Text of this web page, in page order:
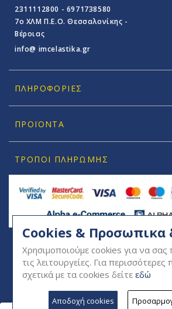
2311112800 - 6971738580
7o ΧΛΜ Π.E.O. Θεσσαλονίκης -
Βέροιας
info@ imcelastika.gr
ΠΛΗΡΟΦΟΡΊΕΣ
ΠΡΟΪΟΝΤΑ
ΤΡΌΠΟΙ ΠΛΗΡΩΜΉΣ
SOCIAL
Cookies & Προσωπικα
Χρησιμοποιούμε cookies για να σας
τις λειτουργείες. Για
σχετικά με τα cookies δείτε εδώ
Αποδοχή cookies